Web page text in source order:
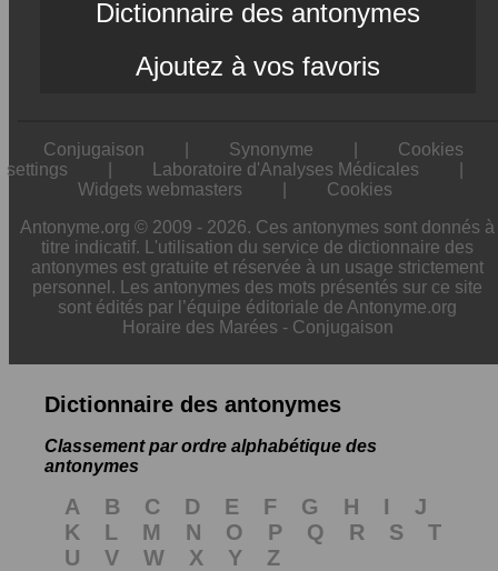
Dictionnaire des antonymes
Ajoutez à vos favoris
Conjugaison Synonyme
Cookies
settings
Laboratoire d'Analyses Médicales
Widgets webmasters
Cookies
Antonyme.org © 2009 - 2026. Ces antonymes sont donnés à
titre indicatif. L'utilisation du service de dictionnaire des
antonymes est gratuite et réservée à un usage strictement
personnel. Les antonymes des mots présentés sur ce site
sont édités par l’équipe éditoriale de Antonyme.org
Horaire des Marées - Conjugaison
Dictionnaire des antonymes
Classement par ordre alphabétique des
antonymes
A B C D E F G H I
J
K
L M N O P Q R S
T
U
V W X Y
Z